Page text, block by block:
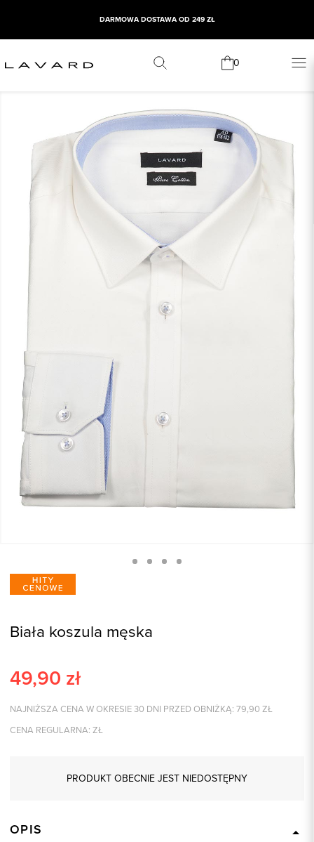
DARMOWA DOSTAWA OD 249 ZŁ
0
Biała koszula męska
49,90 zł
NAJNIŻSZA CENA W OKRESIE 30 DNI PRZED OBNIŻKĄ: 79,90 ZŁ
CENA REGULARNA: ZŁ
PRODUKT OBECNIE JEST NIEDOSTĘPNY
OPIS